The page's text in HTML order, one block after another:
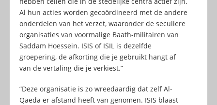
Al hun acties worden gecoördineerd met de andere
onderdelen van het verzet, waaronder de seculiere
organisaties van voormalige Baath-militairen van
Saddam Hoessein. ISIS of ISIL is dezelfde
groepering, de afkorting die je gebruikt hangt af
van de vertaling die je verkiest.”
“Deze organisatie is zo wreedaardig dat zelf Al-
Qaeda er afstand heeft van genomen. ISIS blaast